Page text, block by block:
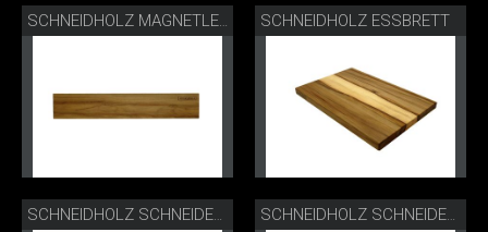
SCHNEIDHOLZ MAGNETLEISTE KURZ SCHNEIDHOLZ ESSBRETT
SCHNEIDHOLZ SCHNEIDEBRETT S SCHNEIDHOLZ SCHNEIDEBRETT M